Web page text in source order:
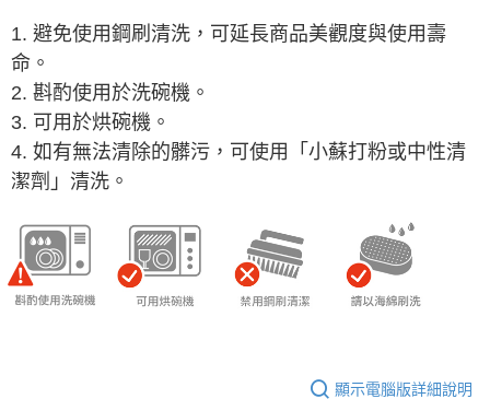
1. 避免使用鋼刷清洗，可延長商品美觀度與使用壽
命。
2. 斟酌使用於洗碗機。
3. 可用於烘碗機。
4. 如有無法清除的髒污，可使用「小蘇打粉或中性清
潔劑」清洗。
顯示電腦版詳細說明